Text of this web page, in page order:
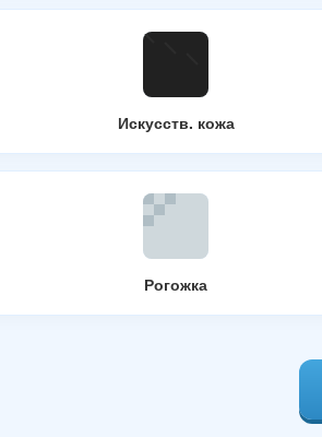
Искусств. кожа
Рогожка